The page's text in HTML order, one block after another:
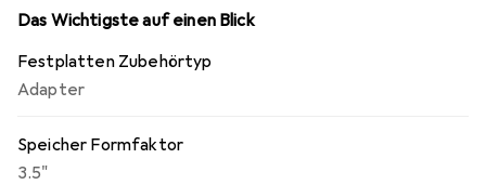
Das Wichtigste auf einen Blick
Festplatten Zubehörtyp
Adapter
Speicher Formfaktor
3.5"